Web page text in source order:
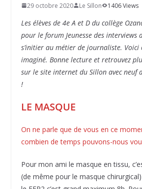
29 octobre 2020 Le Sillon 1406 Views
Les élèves de 4e A et D du collège
pour le forum Jeunesse des interviews
s’initier au métier de journaliste. Voici
imaginé. Bonne lecture et retrouvez
sur le site internet du Sillon avec neuf
!
LE MASQUE
On ne parle que de vous en ce
combien de temps pouvons-nous
Pour mon ami le masque en tissu,
(de même pour le masque